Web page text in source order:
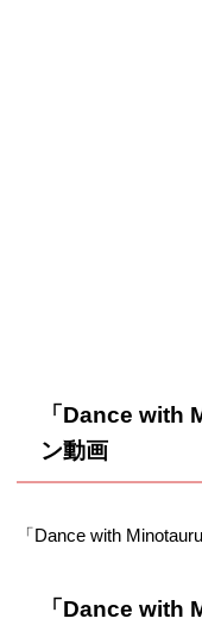
「Dance with
ン動画
「Dance with
「Dance with